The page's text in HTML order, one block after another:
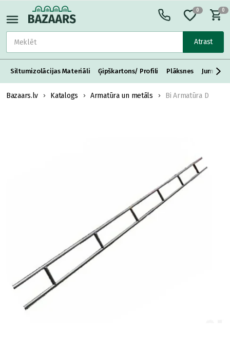
Atrast
0 0
Siltumizolācijas Materiāli Ģipškartons/ Profili Plāksnes Jumta
Bazaars.lv Katalogs Armatūra un metāls Bi Armatūra D